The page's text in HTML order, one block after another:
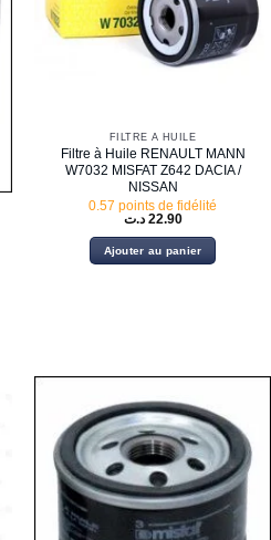
FILTRE À HUILE
Filtre à Huile RENAULT MANN
W7032 MISFAT Z642 DACIA /
NISSAN
0.57 points de fidélité
22.90 د.ت
Ajouter au panier